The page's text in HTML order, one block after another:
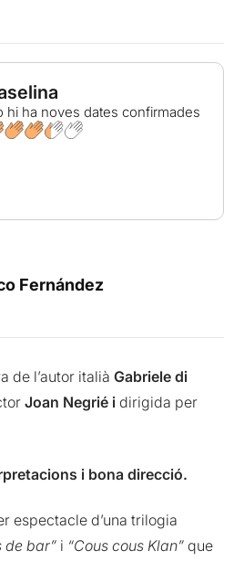
hi ha noves dates confirmades
Fernández
de l’autor italiàGabriele di
Joan Negrié idirigida per
i bona direcció.
espectacle d’una trilogia
de bar” i “Cous cous Klan” que